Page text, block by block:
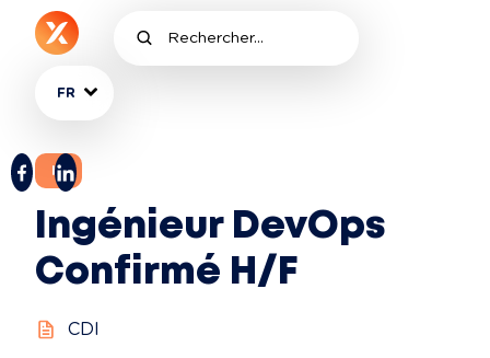
FR
IT
Ingénieur DevOps
Confirmé H/F
CDI